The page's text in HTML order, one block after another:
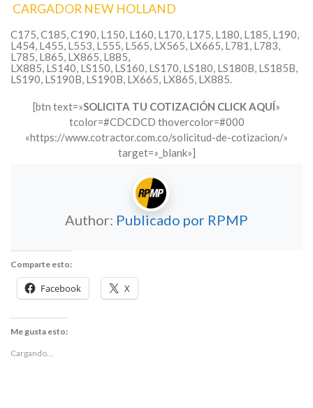
CARGADOR NEW HOLLAND
C175, C185, C190, L150, L160, L170, L175, L180, L185, L190,
L454, L455, L553, L555, L565, LX565, LX665, L781, L783,
L785, L865, LX865, L885,
LX885, LS140, LS150, LS160, LS170, LS180, LS180B, LS185B,
LS190, LS190B, LS190B, LX665, LX865, LX885.
[btn text=»SOLICITA TU COTIZACIÓN CLICK AQUÍ»
tcolor=#CDCDCD thovercolor=#000
«https://www.cotractor.com.co/solicitud-de-cotizacion/»
target=»_blank»]
Author: Publicado por RPMP
Comparte esto:
Facebook X
Me gusta esto:
Cargando...